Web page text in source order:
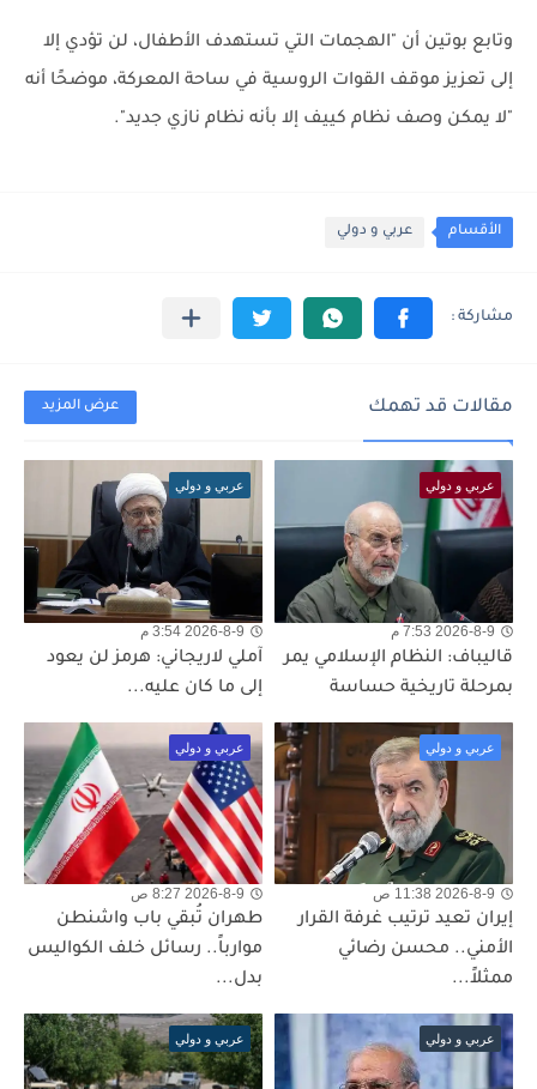
وتابع بوتين أن "الهجمات التي تستهدف الأطفال، لن تؤدي إلا
إلى تعزيز موقف القوات الروسية في ساحة المعركة، موضحًا أنه
"لا يمكن وصف نظام كييف إلا بأنه نظام نازي جديد".
الأقسام عربي و دولي
مقالات قد تهمك عرض المزيد
عربي و دولي
2026-8-9 7:53 م
قاليباف: النظام الإسلامي يمر
بمرحلة تاريخية حساسة
عربي و دولي
2026-8-9 3:54 م
آملي لاريجاني: هرمز لن يعود
إلى ما كان عليه...
عربي و دولي
2026-8-9 11:38 ص
إيران تعيد ترتيب غرفة القرار
الأمني.. محسن رضائي
ممثلاً...
عربي و دولي
2026-8-9 8:27 ص
طهران تُبقي باب واشنطن
موارباً.. رسائل خلف الكواليس
بدل...
عربي و دولي عربي و دولي